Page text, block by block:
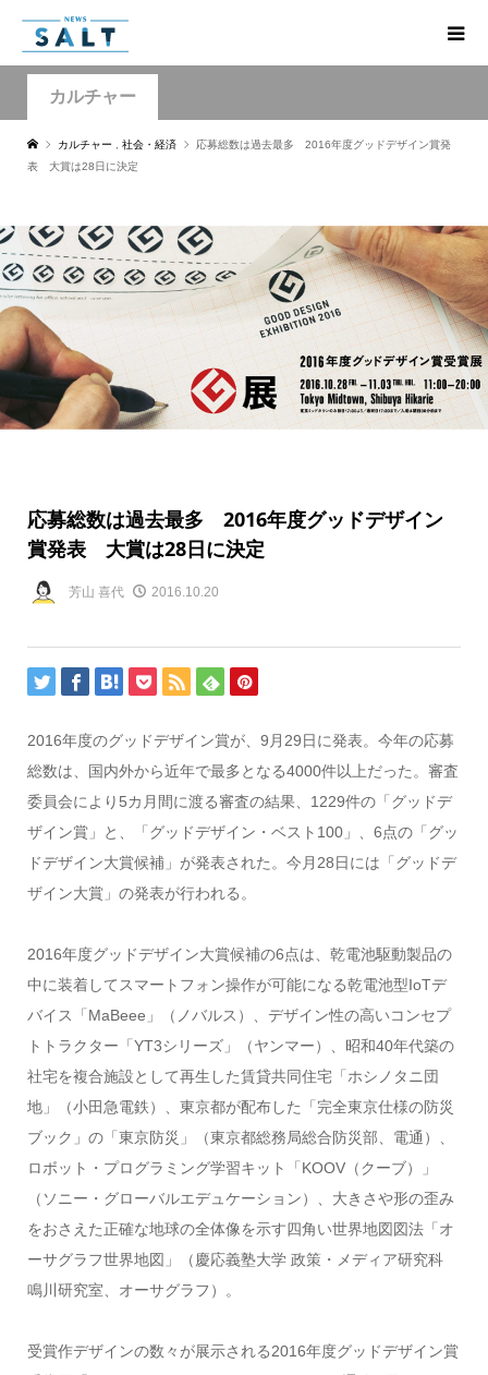
カルチャー
カルチャー 社会・経済
応募総数は過去最多 2016年度グッドデザイン賞発
表 大賞は28日に決定
応募総数は過去最多 2016年度グッドデザイン
賞発表 大賞は28日に決定
芳山 喜代 2016.10.20
2016年度のグッドデザイン賞が、9月29日に発表。今年の応募
総数は、国内外から近年で最多となる4000件以上だった。審査
委員会により5カ月間に渡る審査の結果、1229件の「グッドデ
ザイン賞」と、「グッドデザイン・ベスト100」、6点の「グッ
ドデザイン大賞候補」が発表された。今月28日には「グッドデ
ザイン大賞」の発表が行われる。
2016年度グッドデザイン大賞候補の6点は、乾電池駆動製品の
中に装着してスマートフォン操作が可能になる乾電池型IoTデ
バイス「MaBeee」（ノバルス）、デザイン性の高いコンセプ
トトラクター「YT3シリーズ」（ヤンマー）、昭和40年代築の
社宅を複合施設として再生した賃貸共同住宅「ホシノタニ団
地」（小田急電鉄）、東京都が配布した「完全東京仕様の防災
ブック」の「東京防災」（東京都総務局総合防災部、電通）、
ロボット・プログラミング学習キット「KOOV（クーブ）」
（ソニー・グローバルエデュケーション）、大きさや形の歪み
をおさえた正確な地球の全体像を示す四角い世界地図図法「オ
ーサグラフ世界地図」（慶応義塾大学 政策・メディア研究科
鳴川研究室、オーサグラフ）。
受賞作デザインの数々が展示される2016年度グッドデザイン賞